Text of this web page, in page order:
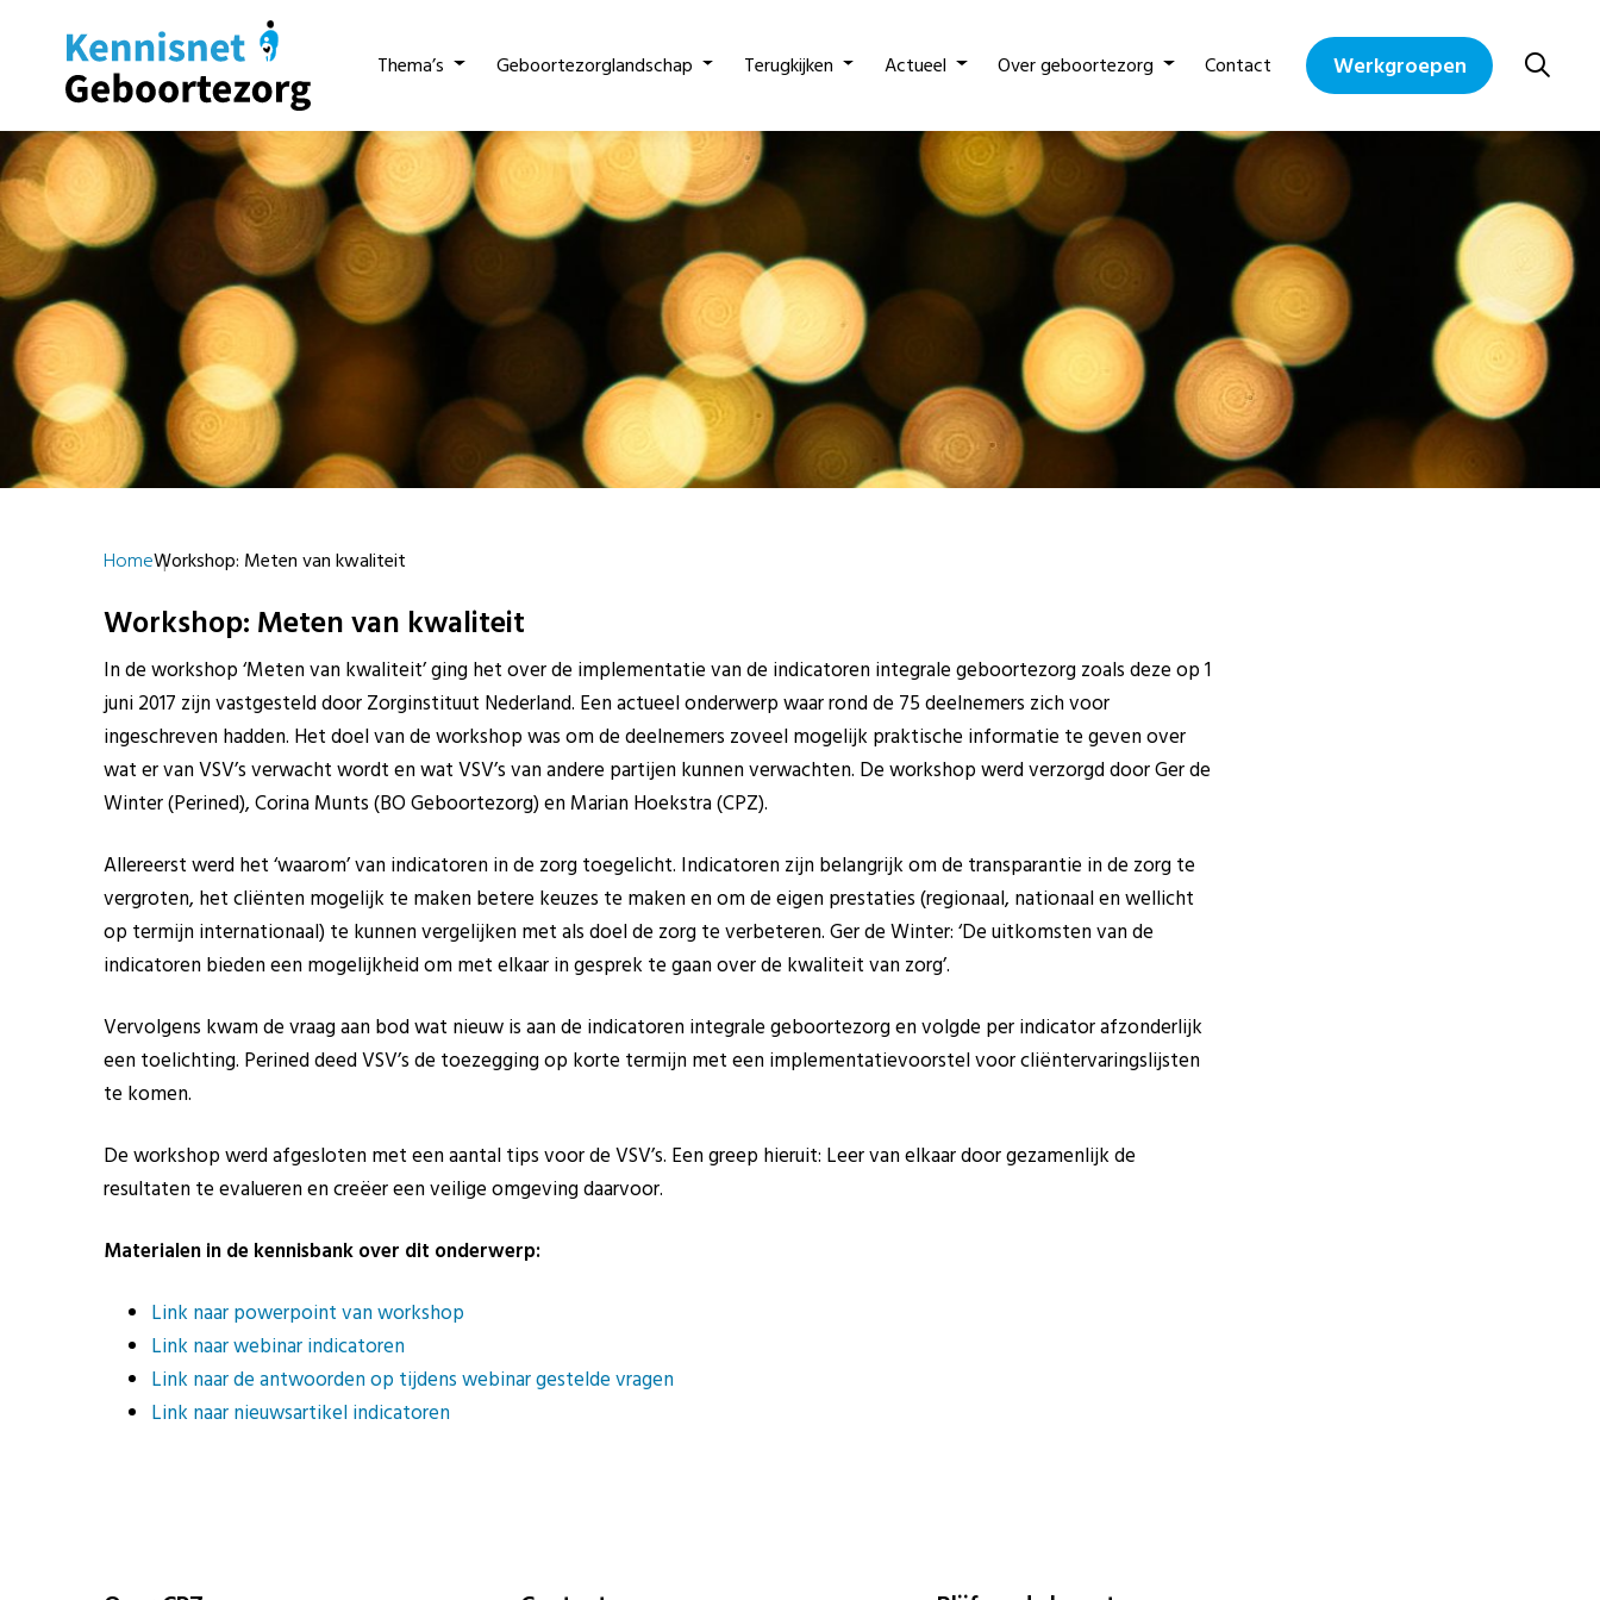
Thema’s Geboortezorglandschap Terugkijken Actueel Over geboortezorg Contact Werkgroepen
HomeWorkshop: Meten van kwaliteit
Workshop: Meten van kwaliteit
In de workshop ‘Meten van kwaliteit’ ging het over de implementatie van de indicatoren integrale geboortezorg zoals deze op 1
juni 2017 zijn vastgesteld door Zorginstituut Nederland. Een actueel onderwerp waar rond de 75 deelnemers zich voor
ingeschreven hadden. Het doel van de workshop was om de deelnemers zoveel mogelijk praktische informatie te geven over
wat er van VSV’s verwacht wordt en wat VSV’s van andere partijen kunnen verwachten. De workshop werd verzorgd door Ger de
Winter (Perined), Corina Munts (BO Geboortezorg) en Marian Hoekstra (CPZ).
Allereerst werd het ‘waarom’ van indicatoren in de zorg toegelicht. Indicatoren zijn belangrijk om de transparantie in de zorg te
vergroten, het cliënten mogelijk te maken betere keuzes te maken en om de eigen prestaties (regionaal, nationaal en wellicht
op termijn internationaal) te kunnen vergelijken met als doel de zorg te verbeteren. Ger de Winter: ‘De uitkomsten van de
indicatoren bieden een mogelijkheid om met elkaar in gesprek te gaan over de kwaliteit van zorg’.
Vervolgens kwam de vraag aan bod wat nieuw is aan de indicatoren integrale geboortezorg en volgde per indicator afzonderlijk
een toelichting. Perined deed VSV’s de toezegging op korte termijn met een implementatievoorstel voor cliëntervaringslijsten
te komen.
De workshop werd afgesloten met een aantal tips voor de VSV’s. Een greep hieruit: Leer van elkaar door gezamenlijk de
resultaten te evalueren en creëer een veilige omgeving daarvoor.
Materialen in de kennisbank over dit onderwerp:
Link naar powerpoint van workshop
Link naar webinar indicatoren
Link naar de antwoorden op tijdens webinar gestelde vragen
Link naar nieuwsartikel indicatoren